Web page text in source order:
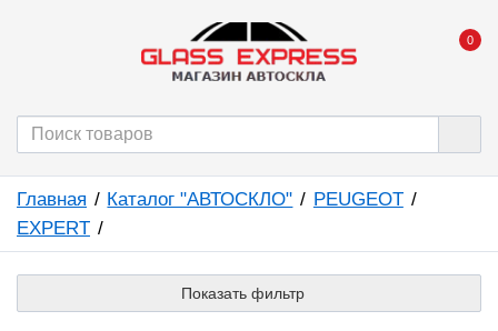
0
Главная Каталог "АВТОСКЛО"
PEUGEOT
EXPERT
Показать фильтр